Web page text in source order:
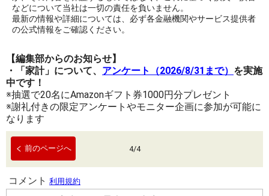
などについて当社は一切の責任を負いません。
最新の情報や詳細については、必ず各金融機関やサービス提供者
の公式情報をご確認ください。
【編集部からのお知らせ】
・「家計」について、 アンケート（2026/8/31まで） を実施
中です！
※抽選で20名にAmazonギフト券1000円分プレゼント
※謝礼付きの限定アンケートやモニター企画に参加が可能に
なります
前のページへ 4/4